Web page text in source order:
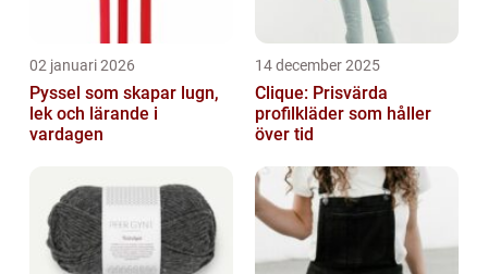
02 januari 2026
Pyssel som skapar lugn,
lek och lärande i
vardagen
14 december 2025
Clique: Prisvärda
profilkläder som håller
över tid